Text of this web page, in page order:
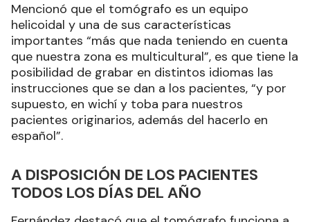
Mencionó que el tomógrafo es un equipo
helicoidal y una de sus características
importantes “más que nada teniendo en cuenta
que nuestra zona es multicultural”, es que tiene la
posibilidad de grabar en distintos idiomas las
instrucciones que se dan a los pacientes, “y por
supuesto, en wichí y toba para nuestros
pacientes originarios, además del hacerlo en
español”.
A DISPOSICIÓN DE LOS PACIENTES
TODOS LOS DÍAS DEL AÑO